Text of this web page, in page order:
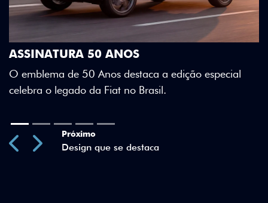
DESIGN QUE SE DESTACA
Teto bicolor, adesivos estilizados e detalhes em
Green criam uma identidade visual única.